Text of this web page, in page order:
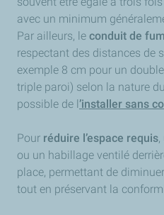
avec un minimum
Par ailleurs, le conduit de
respectant des distances de
exemple 8 cm pour un
triple paroi) selon la nature
possible de l ’installer sans
Pour réduire l’espace requis
ou un habillage ventilé
place, permettant de
tout en préservant la